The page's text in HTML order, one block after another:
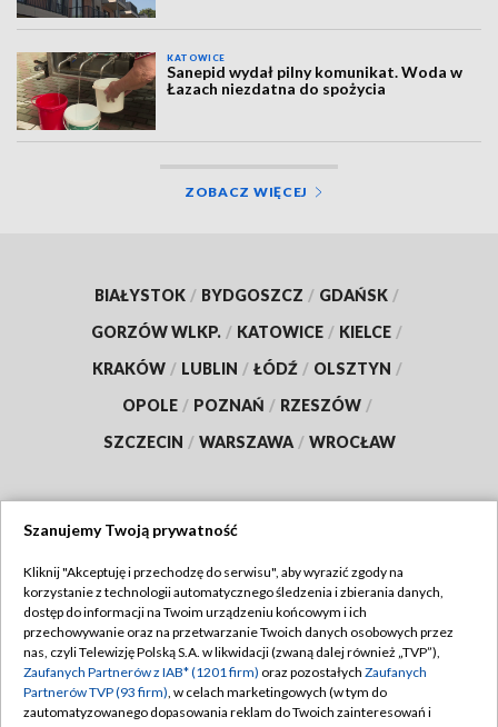
KATOWICE
Sanepid wydał pilny komunikat. Woda w
Łazach niezdatna do spożycia
ZOBACZ WIĘCEJ
BIAŁYSTOK / BYDGOSZCZ / GDAŃSK /
GORZÓW WLKP. / KATOWICE / KIELCE /
KRAKÓW / LUBLIN / ŁÓDŹ / OLSZTYN /
OPOLE / POZNAŃ / RZESZÓW /
SZCZECIN / WARSZAWA / WROCŁAW
TVP
Abonament TVP
Emisja w TVP
Centrum informacji TVP
Regulamin TVP
Polityka prywatności
Moje zgody
Szanujemy Twoją prywatność
Kliknij "Akceptuję i przechodzę do serwisu", aby wyrazić zgody na
korzystanie z technologii automatycznego śledzenia i zbierania danych,
dostęp do informacji na Twoim urządzeniu końcowym i ich
przechowywanie oraz na przetwarzanie Twoich danych osobowych przez
nas, czyli Telewizję Polską S.A. w likwidacji (zwaną dalej również „TVP”),
Zaufanych Partnerów z IAB* (1201 firm) oraz pozostałych Zaufanych
Partnerów TVP (93 firm), w celach marketingowych (w tym do
zautomatyzowanego dopasowania reklam do Twoich zainteresowań i